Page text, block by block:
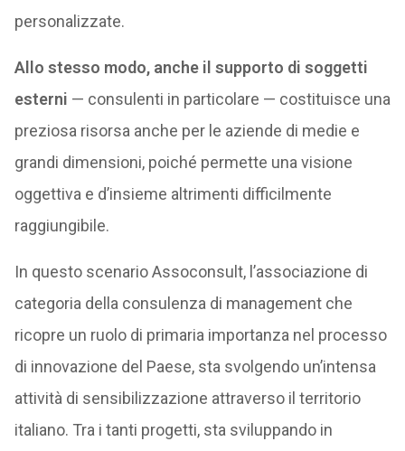
personalizzate.
Allo stesso modo, anche il supporto di soggetti
esterni — consulenti in particolare — costituisce una
preziosa risorsa anche per le aziende di medie e
grandi dimensioni, poiché permette una visione
oggettiva e d’insieme altrimenti difficilmente
raggiungibile.
In questo scenario Assoconsult, l’associazione di
categoria della consulenza di management che
ricopre un ruolo di primaria importanza nel processo
di innovazione del Paese, sta svolgendo un’intensa
attività di sensibilizzazione attraverso il territorio
italiano. Tra i tanti progetti, sta sviluppando in